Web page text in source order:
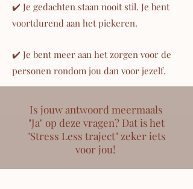
✔️ Je gedachten staan nooit stil. Je bent
voortdurend aan het piekeren.
✔️ Je bent meer aan het zorgen voor de
personen rondom jou dan voor jezelf.
Is jouw antwoord meermaals
"Ja" op deze vragen? Dat is het
"Stress Less traject" zeker iets
voor jou!